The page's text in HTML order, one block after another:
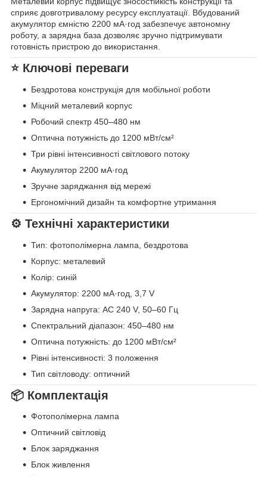
сприяє довготривалому ресурсу експлуатації. Вбудований
акумулятор ємністю 2200 мА·год забезпечує автономну
роботу, а зарядна база дозволяє зручно підтримувати
готовність пристрою до використання.
⭐ Ключові переваги
Бездротова конструкція для мобільної роботи
Міцний металевий корпус
Робочий спектр 450–480 нм
Оптична потужність до 1200 мВт/см²
Три рівні інтенсивності світлового потоку
Акумулятор 2200 мА·год
Зручне заряджання від мережі
Ергономічний дизайн та комфортне утримання
⚙️ Технічні характеристики
Тип: фотополімерна лампа, бездротова
Корпус: металевий
Колір: синій
Акумулятор: 2200 мА·год, 3,7 V
Зарядна напруга: AC 240 V, 50–60 Гц
Спектральний діапазон: 450–480 нм
Оптична потужність: до 1200 мВт/см²
Рівні інтенсивності: 3 положення
Тип світловоду: оптичний
📦 Комплектація
Фотополімерна лампа
Оптичний світловід
Блок заряджання
Блок живлення